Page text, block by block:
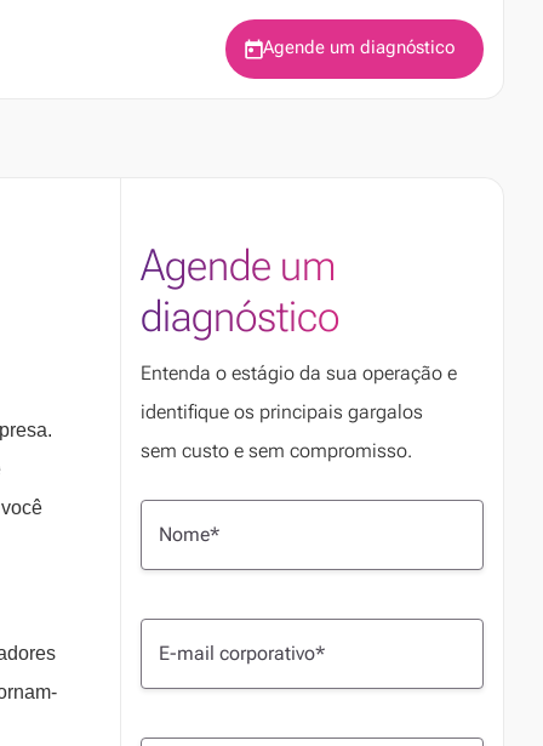
Agende um diagnóstico
Agende um
diagnóstico
Entenda o estágio da sua operação e
identifique os principais gargalos
sem custo e sem compromisso.